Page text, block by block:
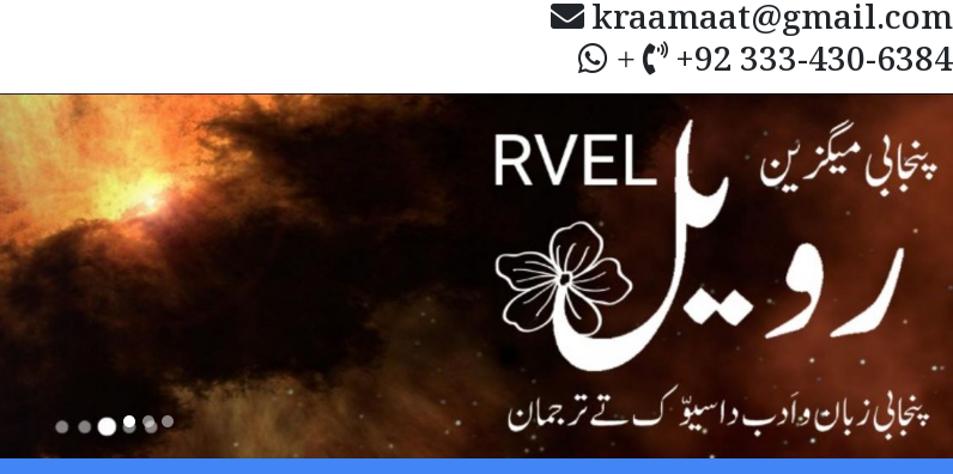
kraamaat@gmail.com
+ +92 333-430-6384